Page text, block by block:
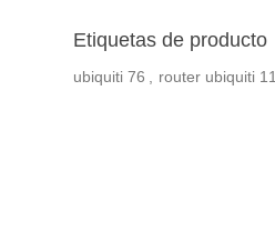
Etiquetas de producto
ubiquiti 76 router ubiquiti 11